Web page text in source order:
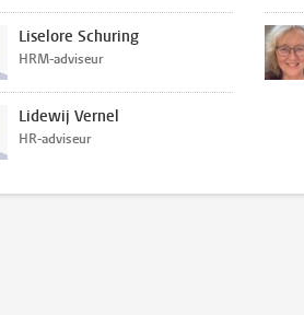
Liselore Schuring
HRM-adviseur
Lidewij Vernel
HR-adviseur